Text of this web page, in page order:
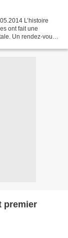
L’histoire
ont fait une
Un rendez-vous
premier